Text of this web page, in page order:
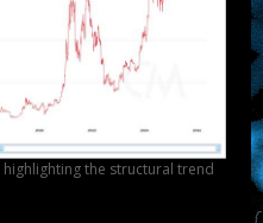
the structural trend